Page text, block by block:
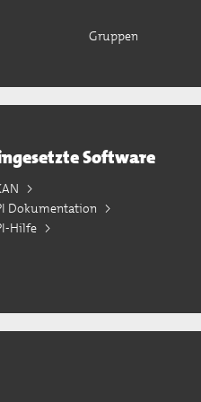
Gruppen
Software
Dokumentation
Hilfe